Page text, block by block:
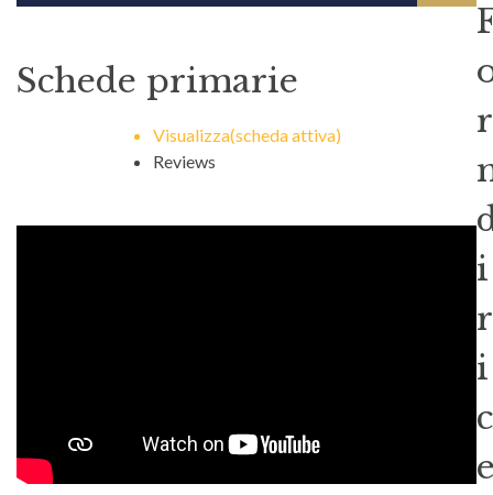
r
i
r
i
c
Schede primarie
Visualizza(scheda attiva)
Reviews